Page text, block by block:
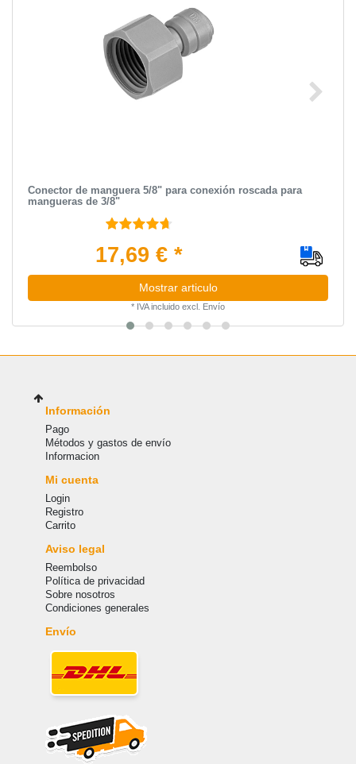
Conector de manguera 5/8" para conexión roscada para
mangueras de 3/8"
17,69 € *
Mostrar articulo
* IVA incluido excl. Envío
Información
Pago
Métodos y gastos de envío
Informacion
Mi cuenta
Login
Registro
Carrito
Aviso legal
Reembolso
Política de privacidad
Sobre nosotros
Condiciones generales
Envío